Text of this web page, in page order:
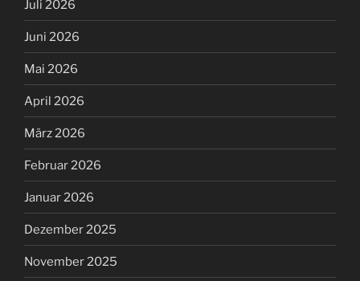
Juli 2026
Juni 2026
Mai 2026
April 2026
März 2026
Februar 2026
Januar 2026
Dezember 2025
November 2025